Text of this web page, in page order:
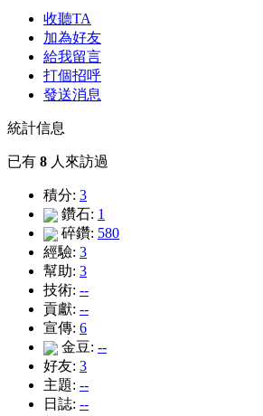
收聽TA
加為好友
給我留言
打個招呼
發送消息
統計信息
已有 8 人來訪過
積分: 3
鑽石: 1
碎鑽: 580
經驗: 3
幫助: 3
技術: --
貢獻: --
宣傳: 6
金豆: --
好友: 3
主題: --
日誌: --